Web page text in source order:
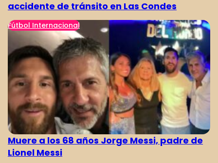
accidente de tránsito en Las Condes
Fútbol Internacional
Muere a los 68 años Jorge Messi, padre de
Lionel Messi